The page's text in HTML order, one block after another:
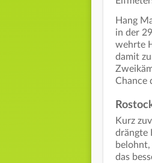
Hang
in der
wehrte
damit
Chance
Kurz
drängte
das